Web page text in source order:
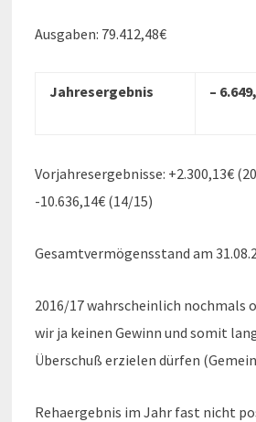
Ausgaben: 79.412,48€
Jahresergebnis –
Vorjahresergebnisse: +2.300,13€
-10.636,14€ (14/15)
Gesamtvermögensstand am
2016/17 wahrscheinlich nochmals
wir ja keinen Gewinn und somit
Überschuß erzielen dürfen
Rehaergebnis im Jahr fast nicht